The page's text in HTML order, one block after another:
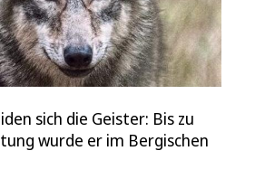
sich die Geister: Bis zu
wurde er im Bergischen